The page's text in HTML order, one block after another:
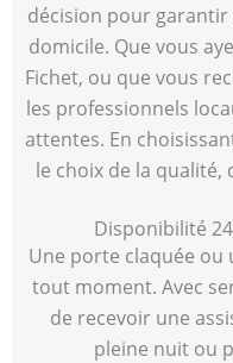
décision pour
domicile. Que vous
Fichet, ou que vous
les professionnels
attentes. En
le choix de la qualité,
Disponibilité
Une porte claquée ou
tout moment. Avec
de recevoir une
pleine nuit ou